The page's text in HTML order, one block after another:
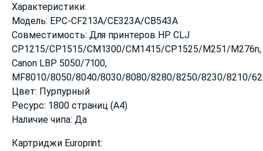
Характеристики:
Модель: EPC-CF213A/CE323A/CB543A
Совместимость: Для принтеров HP CLJ
CP1215/CP1515/CM1300/CM1415/CP1525/M251/M276n,
Canon LBP 5050/7100,
MF8010/8050/8040/8030/8080/8280/8250/8230/8210/
Цвет: Пурпурный
Ресурс: 1800 страниц (А4)
Наличие чипа: Да
Картриджи Europrint: